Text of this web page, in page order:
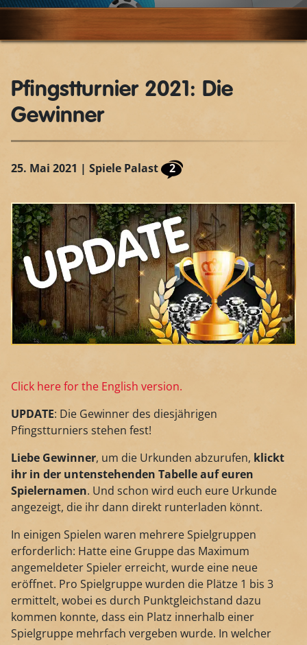
Pfingstturnier 2021: Die
Gewinner
25. Mai 2021 | Spiele Palast 2
Click here for the English version.
UPDATE: Die Gewinner des diesjährigen
Pfingstturniers stehen fest!
Liebe Gewinner, um die Urkunden abzurufen, klickt
ihr in der untenstehenden Tabelle auf euren
Spielernamen. Und schon wird euch eure Urkunde
angezeigt, die ihr dann direkt runterladen könnt.
In einigen Spielen waren mehrere Spielgruppen
erforderlich: Hatte eine Gruppe das Maximum
angemeldeter Spieler erreicht, wurde eine neue
eröffnet. Pro Spielgruppe wurden die Plätze 1 bis 3
ermittelt, wobei es durch Punktgleichstand dazu
kommen konnte, dass ein Platz innerhalb einer
Spielgruppe mehrfach vergeben wurde. In welcher